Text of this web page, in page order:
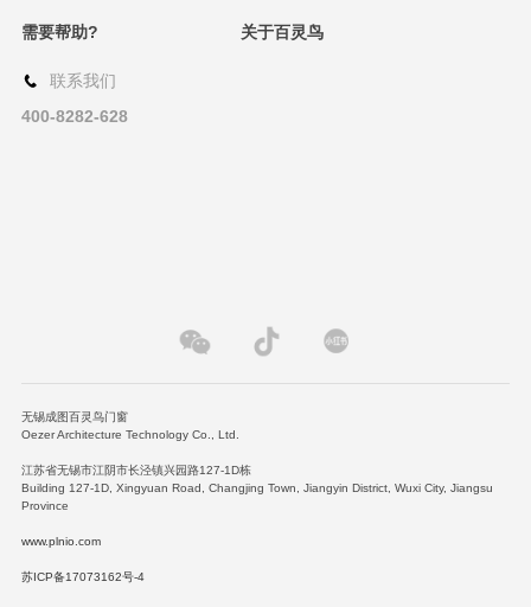
需要帮助?
联系我们
400-8282-628
关于百灵鸟
无锡成图百灵鸟门窗
Oezer Architecture Technology Co., Ltd.
江苏省无锡市江阴市长泾镇兴园路127-1D栋
Building 127-1D, Xingyuan Road, Changjing Town, Jiangyin District, Wuxi City, Jiangsu
Province
www.plnio.com
苏ICP备17073162号-4